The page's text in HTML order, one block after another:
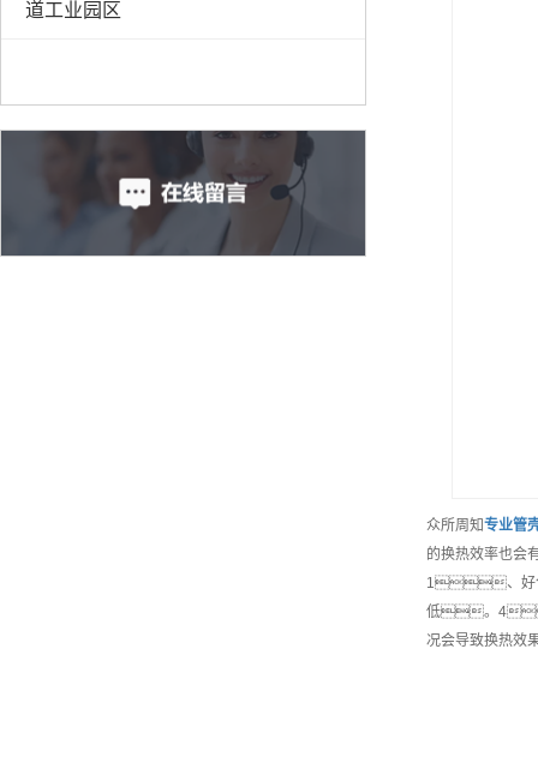
道工业园区
众所周知专业管
的换热效率也
1、好色
低。4
况会导致换热